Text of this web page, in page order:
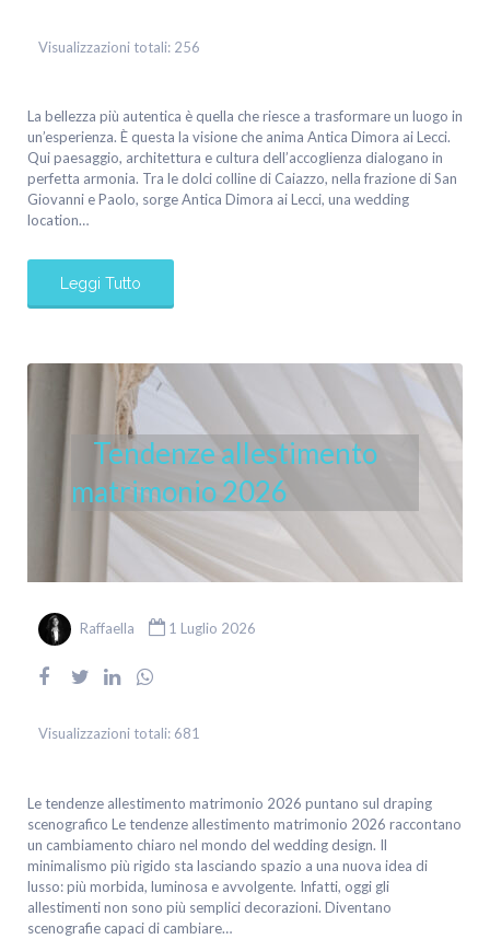
Visualizzazioni totali: 256
La bellezza più autentica è quella che riesce a trasformare un luogo in
un’esperienza. È questa la visione che anima Antica Dimora ai Lecci.
Qui paesaggio, architettura e cultura dell’accoglienza dialogano in
perfetta armonia. Tra le dolci colline di Caiazzo, nella frazione di San
Giovanni e Paolo, sorge Antica Dimora ai Lecci, una wedding
location…
Leggi Tutto
Tendenze allestimento
matrimonio 2026
Raffaella 1 Luglio 2026
Visualizzazioni totali: 681
Le tendenze allestimento matrimonio 2026 puntano sul draping
scenografico Le tendenze allestimento matrimonio 2026 raccontano
un cambiamento chiaro nel mondo del wedding design. Il
minimalismo più rigido sta lasciando spazio a una nuova idea di
lusso: più morbida, luminosa e avvolgente. Infatti, oggi gli
allestimenti non sono più semplici decorazioni. Diventano
scenografie capaci di cambiare…